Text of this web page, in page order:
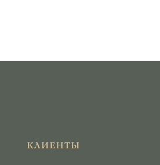
КЛИЕНТЫ